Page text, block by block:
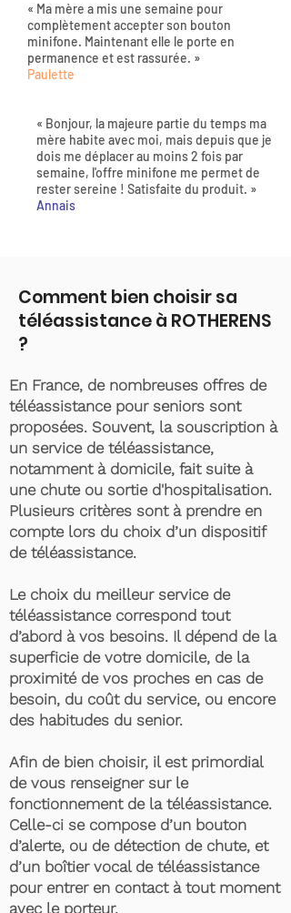
« Ma mère a mis une semaine pour
complètement accepter son bouton
minifone. Maintenant elle le porte en
permanence et est rassurée. »
Paulette
« Bonjour, la majeure partie du temps ma
mère habite avec moi, mais depuis que je
dois me déplacer au moins 2 fois par
semaine, l'offre minifone me permet de
rester sereine ! Satisfaite du produit. »
Annais
Comment bien choisir sa
téléassistance à ROTHERENS
?
En France, de nombreuses offres de
téléassistance pour seniors sont
proposées. Souvent, la souscription à
un service de téléassistance,
notamment à domicile, fait suite à
une chute ou sortie d'hospitalisation.
Plusieurs critères sont à prendre en
compte lors du choix d’un dispositif
de téléassistance.
Le choix du meilleur service de
téléassistance correspond tout
d’abord à vos besoins. Il dépend de la
superficie de votre domicile, de la
proximité de vos proches en cas de
besoin, du coût du service, ou encore
des habitudes du senior.
Afin de bien choisir, il est primordial
de vous renseigner sur le
fonctionnement de la téléassistance.
Celle-ci se compose d’un bouton
d’alerte, ou de détection de chute, et
d’un boîtier vocal de téléassistance
pour entrer en contact à tout moment
avec le porteur.